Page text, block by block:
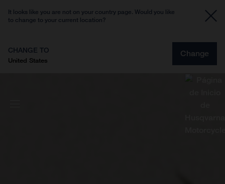
It looks like you are not on your country page. Would you like
to change to your current location?
CHANGE TO
United States
Change